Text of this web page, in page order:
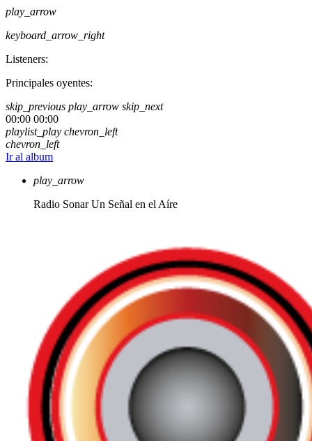
play_arrow
keyboard_arrow_right
Listeners:
Principales oyentes:
skip_previous play_arrow skip_next
00:00 00:00
playlist_play chevron_left
chevron_left
Ir al album
play_arrow
Radio Sonar Un Señal en el Aíre